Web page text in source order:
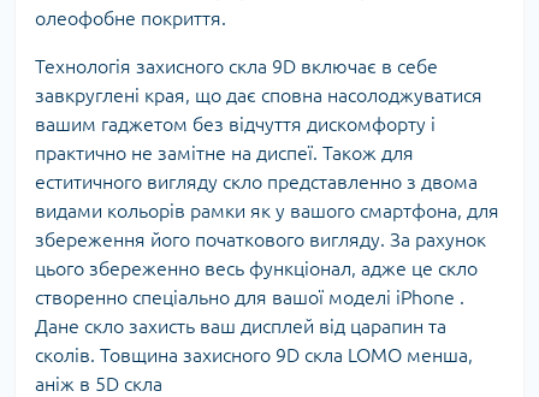
олеофобне покриття.
Технологія захисного скла 9D включає в себе
завкруглені края, що дає сповна насолоджуватися
вашим гаджетом без відчуття дискомфорту і
практично не замітне на диспеї. Також для
еститичного вигляду скло представленно з двома
видами кольорів рамки як у вашого смартфона, для
збереження його початкового вигляду. За рахунок
цього збереженно весь функціонал, адже це скло
створенно спеціально для вашої моделі iPhone .
Дане скло захисть ваш дисплей від царапин та
сколів. Товщина захисного 9D скла LOMO менша,
аніж в 5D скла